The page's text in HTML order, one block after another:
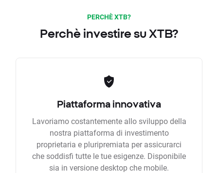
PERCHÈ XTB?
Perchè investire su XTB?
Piattaforma innovativa
Lavoriamo costantemente allo sviluppo della
nostra piattaforma di investimento
proprietaria e pluripremiata per assicurarci
che soddisfi tutte le tue esigenze. Disponibile
sia in versione desktop che mobile.